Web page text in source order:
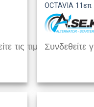
τις τιμές
OCTAVIA 11επ
Συνδεθείτε